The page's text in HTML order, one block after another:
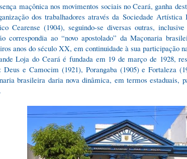
maçônica nos movimentos sociais no Ceará, ganha
dos trabalhadores através da Sociedade
Cearense (1904), seguindo-se diversas outras,
correspondia ao “novo apostolado” da Maçonaria
anos do século XX, em continuidade à sua participação
Loja do Ceará é fundada em 19 de março de 1928,
Deus e Camocim (1921), Porangaba (1905) e Fortaleza
brasileira daria nova dinâmica, em termos estaduais,